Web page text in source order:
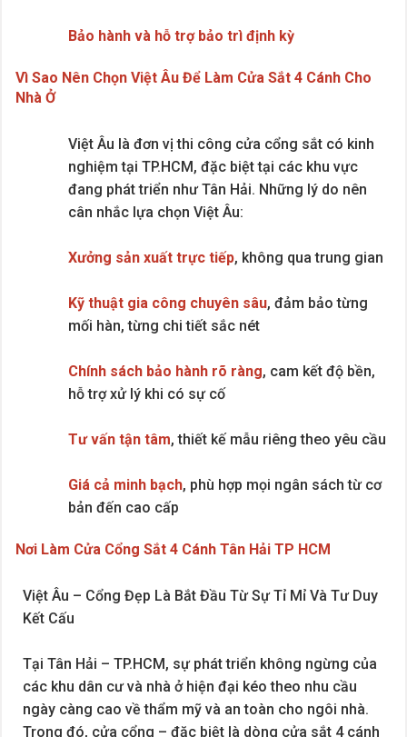
Bảo hành và hỗ trợ bảo trì định kỳ
Vì Sao Nên Chọn Việt Âu Để Làm Cửa Sắt 4 Cánh Cho
Nhà Ở
Việt Âu là đơn vị thi công cửa cổng sắt có kinh
nghiệm tại TP.HCM, đặc biệt tại các khu vực
đang phát triển như Tân Hải. Những lý do nên
cân nhắc lựa chọn Việt Âu:
Xưởng sản xuất trực tiếp, không qua trung gian
Kỹ thuật gia công chuyên sâu, đảm bảo từng
mối hàn, từng chi tiết sắc nét
Chính sách bảo hành rõ ràng, cam kết độ bền,
hỗ trợ xử lý khi có sự cố
Tư vấn tận tâm, thiết kế mẫu riêng theo yêu cầu
Giá cả minh bạch, phù hợp mọi ngân sách từ cơ
bản đến cao cấp
Nơi Làm Cửa Cổng Sắt 4 Cánh Tân Hải TP HCM
Việt Âu – Cổng Đẹp Là Bắt Đầu Từ Sự Tỉ Mỉ Và Tư Duy
Kết Cấu
Tại Tân Hải – TP.HCM, sự phát triển không ngừng của
các khu dân cư và nhà ở hiện đại kéo theo nhu cầu
ngày càng cao về thẩm mỹ và an toàn cho ngôi nhà.
Trong đó, cửa cổng – đặc biệt là dòng cửa sắt 4 cánh